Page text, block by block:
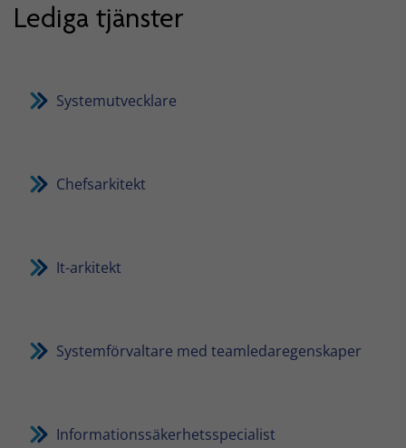
Lediga tjänster
Systemutvecklare
Chefsarkitekt
It-arkitekt
Systemförvaltare med teamledaregenskaper
Informationssäkerhetsspecialist